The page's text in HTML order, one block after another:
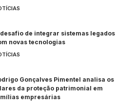
desafio de integrar sistemas legados
novas tecnologias
Gonçalves Pimentel analisa os
da proteção patrimonial em
empresárias